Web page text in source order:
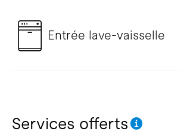
Entrée lave-vaisselle
Services offerts